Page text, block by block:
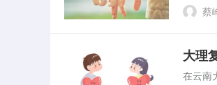
富的旅
蔡
大理
在云南